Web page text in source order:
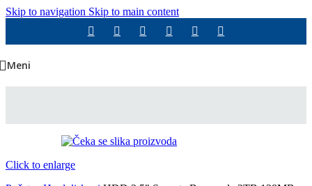
Skip to navigation Skip to main content
Meni
Click to enlarge